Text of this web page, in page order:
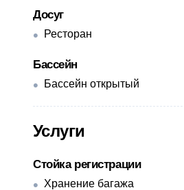
Досуг
Ресторан
Бассейн
Бассейн открытый
Услуги
Стойка регистрации
Хранение багажа